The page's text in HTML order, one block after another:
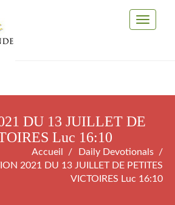
Toggle
DU 13 JUILLET DE
Luc 16:10
Accueil
Daily Devotionals
2021 DU 13 JUILLET DE PETITES
VICTOIRES Luc 16:10